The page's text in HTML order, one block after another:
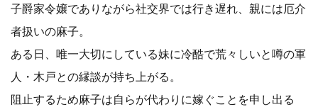
子爵家令嬢でありながら社交界では行き遅れ、親には厄介
者扱いの麻子。
ある日、唯一大切にしている妹に冷酷で荒々しいと噂の軍
人・木戸との縁談が持ち上がる。
阻止するため麻子は自らが代わりに嫁ぐことを申し出る